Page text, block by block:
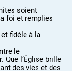
soient
foi et remplies
fidèle à la
le
Que l’Église brille
des vies et des